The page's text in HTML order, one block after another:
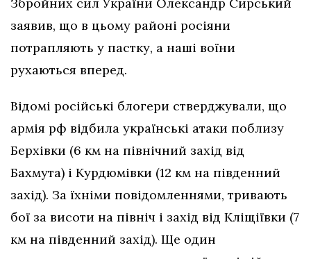
заявив, що в цьому районі росіяни
потрапляють у пастку, а наші воїни
рухаються вперед.
Відомі російські блогери стверджували, що
армія рф відбила українські атаки поблизу
Берхівки (6 км на північний захід від
Бахмута) і Курдюмівки (12 км на південний
захід). За їхніми повідомленнями, тривають
бої за висоти на північ і захід від Кліщіївки (7
км на південний захід). Ще один